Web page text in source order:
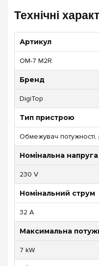
Технічні
Артикул
ОМ-7 M2R
Бренд
DigiTop
Тип пристрою
Обмежувач потужності,
Номінальна напруга
230 V
Номінальний струм
32 A
Максимальна
7 kW